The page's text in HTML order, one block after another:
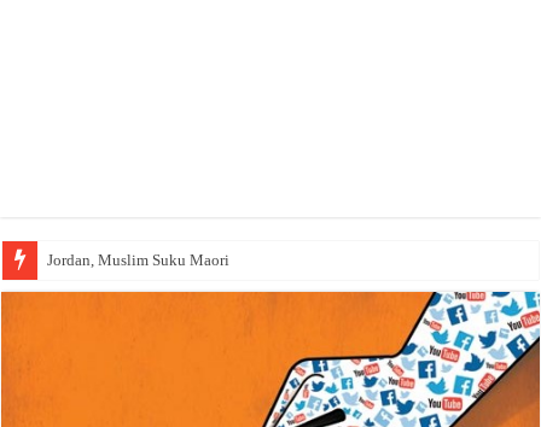
Jordan, Muslim Suku Maori
Wakaf Emas Muktamar